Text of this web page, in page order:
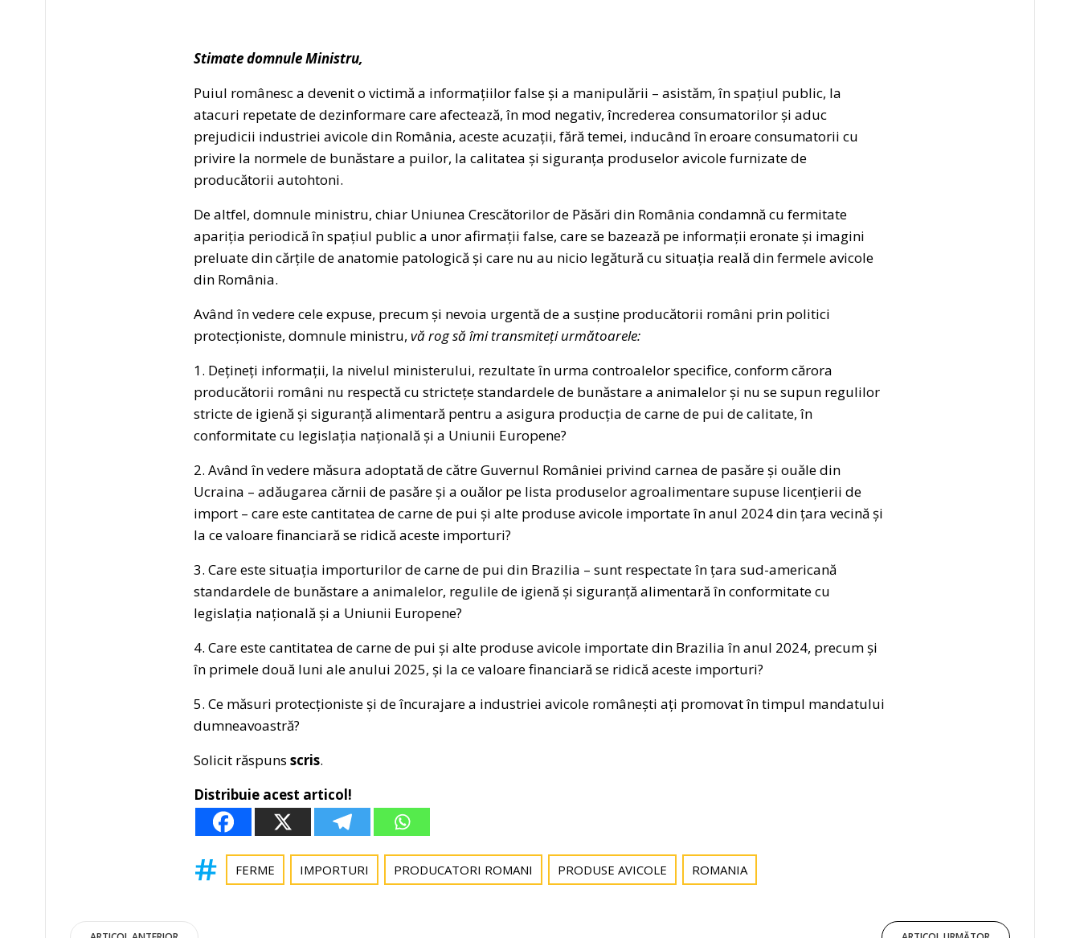
Stimate domnule Ministru,
Puiul românesc a devenit o victimă a informațiilor false și a manipulării – asistăm, în spațiul public, la
atacuri repetate de dezinformare care afectează, în mod negativ, încrederea consumatorilor și aduc
prejudicii industriei avicole din România, aceste acuzații, fără temei, inducând în eroare consumatorii cu
privire la normele de bunăstare a puilor, la calitatea și siguranța produselor avicole furnizate de
producătorii autohtoni.
De altfel, domnule ministru, chiar Uniunea Crescătorilor de Păsări din România condamnă cu fermitate
apariția periodică în spațiul public a unor afirmații false, care se bazează pe informații eronate și imagini
preluate din cărțile de anatomie patologică și care nu au nicio legătură cu situația reală din fermele avicole
din România.
Având în vedere cele expuse, precum și nevoia urgentă de a susține producătorii români prin politici
protecționiste, domnule ministru, vă rog să îmi transmiteți următoarele:
1. Dețineți informații, la nivelul ministerului, rezultate în urma controalelor specifice, conform cărora
producătorii români nu respectă cu strictețe standardele de bunăstare a animalelor și nu se supun regulilor
stricte de igienă și siguranță alimentară pentru a asigura producția de carne de pui de calitate, în
conformitate cu legislația națională și a Uniunii Europene?
2. Având în vedere măsura adoptată de către Guvernul României privind carnea de pasăre și ouăle din
Ucraina – adăugarea cărnii de pasăre și a ouălor pe lista produselor agroalimentare supuse licențierii de
import – care este cantitatea de carne de pui și alte produse avicole importate în anul 2024 din țara vecină și
la ce valoare financiară se ridică aceste importuri?
3. Care este situația importurilor de carne de pui din Brazilia – sunt respectate în țara sud-americană
standardele de bunăstare a animalelor, regulile de igienă și siguranță alimentară în conformitate cu
legislația națională și a Uniunii Europene?
4. Care este cantitatea de carne de pui și alte produse avicole importate din Brazilia în anul 2024, precum și
în primele două luni ale anului 2025, și la ce valoare financiară se ridică aceste importuri?
5. Ce măsuri protecționiste și de încurajare a industriei avicole românești ați promovat în timpul mandatului
dumneavoastră?
Solicit răspuns scris.
Distribuie acest articol!
FERME IMPORTURI PRODUCATORI ROMANI PRODUSE AVICOLE ROMANIA